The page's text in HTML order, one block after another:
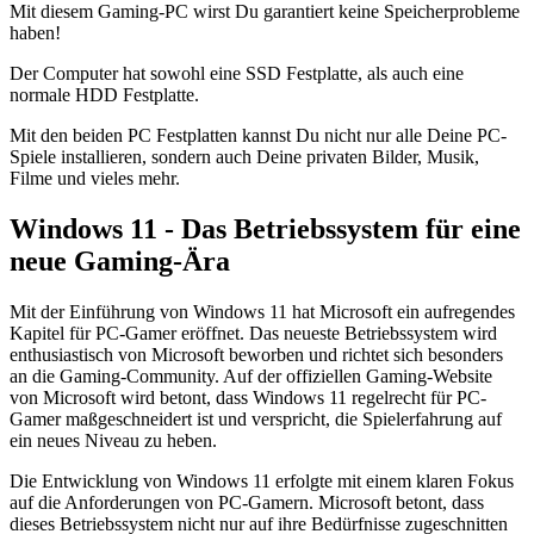
Mit diesem Gaming-PC wirst Du garantiert keine Speicherprobleme
haben!
Der Computer hat sowohl eine SSD Festplatte, als auch eine
normale HDD Festplatte.
Mit den beiden PC Festplatten kannst Du nicht nur alle Deine PC-
Spiele installieren, sondern auch Deine privaten Bilder, Musik,
Filme und vieles mehr.
Windows 11 - Das Betriebssystem für eine
neue Gaming-Ära
Mit der Einführung von Windows 11 hat Microsoft ein aufregendes
Kapitel für PC-Gamer eröffnet. Das neueste Betriebssystem wird
enthusiastisch von Microsoft beworben und richtet sich besonders
an die Gaming-Community. Auf der offiziellen Gaming-Website
von Microsoft wird betont, dass Windows 11 regelrecht für PC-
Gamer maßgeschneidert ist und verspricht, die Spielerfahrung auf
ein neues Niveau zu heben.
Die Entwicklung von Windows 11 erfolgte mit einem klaren Fokus
auf die Anforderungen von PC-Gamern. Microsoft betont, dass
dieses Betriebssystem nicht nur auf ihre Bedürfnisse zugeschnitten